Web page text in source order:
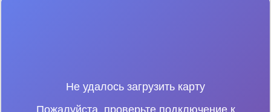
Не удалось загрузить карту
Пожалуйста, проверьте подключение к